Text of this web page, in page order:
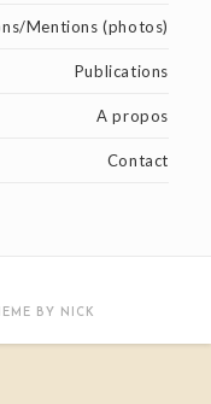
Mentions (photos)
Publications
A propos
Contact
BY NICK